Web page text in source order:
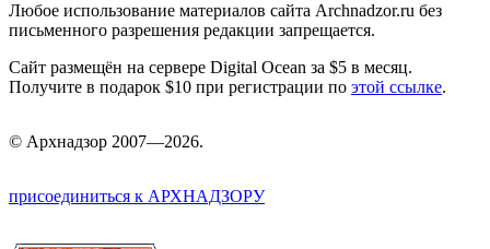
Любое использование материалов сайта Archnadzor.ru без
письменного разрешения редакции запрещается.
Сайт размещён на сервере Digital Ocean за $5 в месяц.
Получите в подарок $10 при регистрации по этой ссылке.
© Архнадзор 2007—2026.
присоединиться к АРХНАДЗОРУ